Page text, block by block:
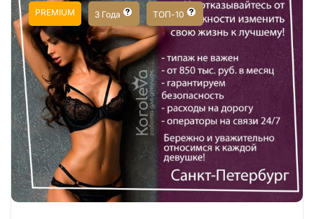
PREMIUM 3 Года ТОП-10